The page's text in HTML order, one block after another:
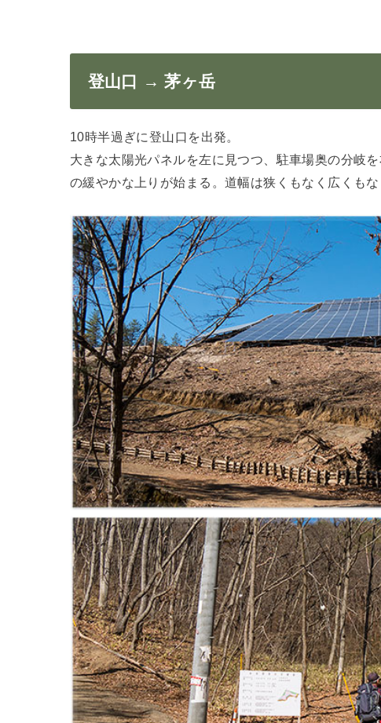
登山口 → 茅ヶ岳
10時半過ぎに登山口を出発。
大きな太陽光パネルを左に見つつ、駐車場奥の分岐
の緩やかな上りが始まる。道幅は狭くもなく広くもな